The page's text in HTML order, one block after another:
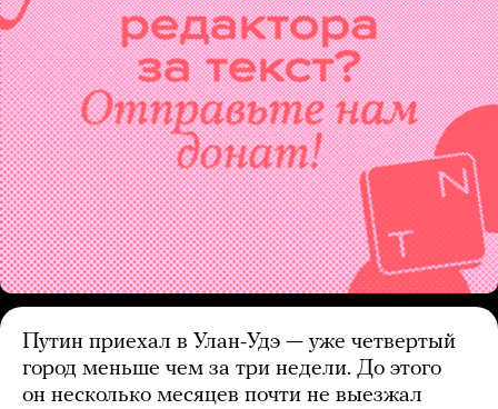
Путин приехал в Улан-Удэ — уже четвертый
город меньше чем за три недели. До этого
он несколько месяцев почти не выезжал